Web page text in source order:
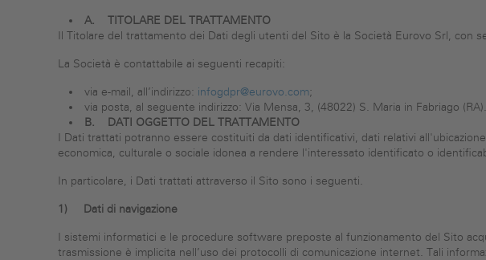
A. TITOLARE DEL TRATTAMENTO
Il Titolare del trattamento dei Dati degli utenti del Sito è la Società Eurovo Srl, con
La Società è contattabile ai seguenti recapiti:
via e-mail, all’indirizzo: infogdpr@eurovo.com;
via posta, al seguente indirizzo: Via Mensa, 3, (48022) S. Maria in Fabriago (RA).
B.
DATI OGGETTO DEL TRATTAMENTO
I Dati trattati potranno essere costituiti da dati identificativi, dati relativi
economica, culturale o sociale idonea a rendere l'interessato identificato o
In particolare, i Dati trattati attraverso il Sito sono i seguenti.
1) Dati di navigazione
I sistemi informatici e le procedure software preposte al funzionamento del Sito
trasmissione è implicita nell’uso dei protocolli di comunicazione internet. Tali